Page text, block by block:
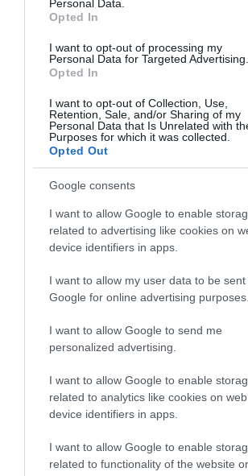
Personal Data.
Opted In
I want to opt-out of processing my
Personal Data for Targeted Advertising.
Opted In
I want to opt-out of Collection, Use,
Retention, Sale, and/or Sharing of my
Personal Data that Is Unrelated with
Purposes for which it was collected.
Opted Out
Google consents
I want to allow Google to enable
related to advertising like cookies on
device identifiers in apps.
I want to allow my user data to be sent
Google for online advertising purposes.
I want to allow Google to send me
personalized advertising.
I want to allow Google to enable
related to analytics like cookies on
device identifiers in apps.
I want to allow Google to enable
related to functionality of the website
ELŐZŐ CIKK
KÁRTEVŐ BOGÁR PUSZTÍTJA A TÁTRA
KÖVETKEZŐ CIKK